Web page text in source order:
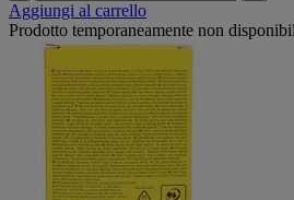
Aggiungi al carrello
Prodotto temporaneamente non